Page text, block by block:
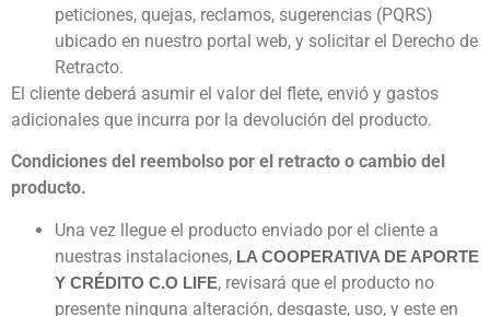
peticiones, quejas, reclamos, sugerencias (PQRS)
ubicado en nuestro portal web, y solicitar el Derecho de
Retracto.
El cliente deberá asumir el valor del flete, envió y gastos
adicionales que incurra por la devolución del producto.
Condiciones del reembolso por el retracto o cambio del
producto.
Una vez llegue el producto enviado por el cliente a
nuestras instalaciones, LA COOPERATIVA DE APORTE
Y CRÉDITO C.O LIFE, revisará que el producto no
presente ninguna alteración, desgaste, uso, y este en